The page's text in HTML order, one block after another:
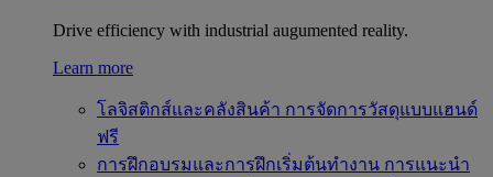
Drive efficiency with industrial augumented reality.
Learn more
โลจิสติกส์และคลังสินค้า การจัดการวัสดุแบบแฮนด์
ฟรี
การฝึกอบรมและการฝึกเริ่มต้นทำงาน การแนะนำ